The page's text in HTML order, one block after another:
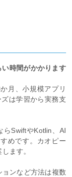
時間がかかります
月、小規模アプリ
は学習から実務支
らSwiftやKotlin、AI
めです。カオピー
ます。
ンなど方法は複数